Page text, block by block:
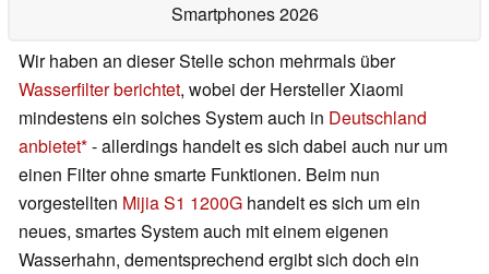
Smartphones 2026
Wir haben an dieser Stelle schon mehrmals über
Wasserfilter berichtet, wobei der Hersteller Xiaomi
mindestens ein solches System auch in Deutschland
anbietet - allerdings handelt es sich dabei auch nur um
einen Filter ohne smarte Funktionen. Beim nun
vorgestellten Mijia S1 1200G handelt es sich um ein
neues, smartes System auch mit einem eigenen
Wasserhahn, dementsprechend ergibt sich doch ein